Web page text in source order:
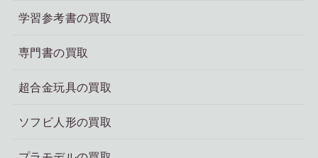
学習参考書の買取
専門書の買取
超合金玩具の買取
ソフビ人形の買取